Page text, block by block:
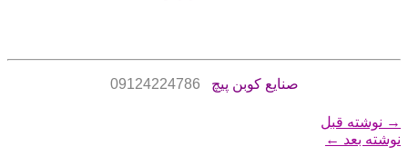
صنایع کوبن پیچ
→ نوشته قبل
نوشته بعد ←